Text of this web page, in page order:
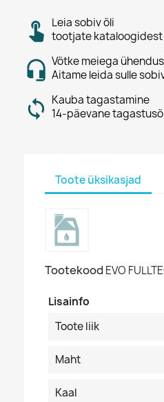
Leia sobiv õli
tootjate kataloogidest
Võtke meiega
Aitame leida sulle
Kauba tagastamine
14-päevane
Toote üksikasjad
Tootekood EVO
Lisainfo
Toote liik
Maht
Kaal